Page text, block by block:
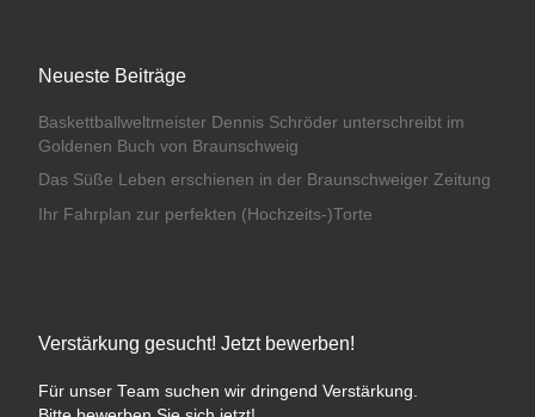
Neueste Beiträge
Baskettballweltmeister Dennis Schröder unterschreibt im
Goldenen Buch von Braunschweig
Das Süße Leben erschienen in der Braunschweiger Zeitung
Ihr Fahrplan zur perfekten (Hochzeits-)Torte
Verstärkung gesucht! Jetzt bewerben!
Für unser Team suchen wir dringend Verstärkung.